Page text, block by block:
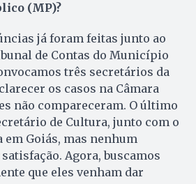
(MP)?
já foram feitas junto ao
de Contas do Município
três secretários da
os casos na Câmara
não compareceram. O último
de Cultura, junto com o
em Goiás, mas nenhum
Agora, buscamos
que eles venham dar